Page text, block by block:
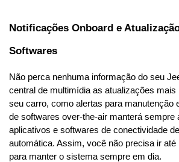
Notificações Onboard e
Softwares
Não perca nenhuma informação do seu
central de multimídia as atualizações mais
seu carro, como alertas para manutenção
de softwares over-the-air manterá sempre
aplicativos e softwares de conectividade
automática. Assim, você não precisa ir
para manter o sistema sempre em dia.